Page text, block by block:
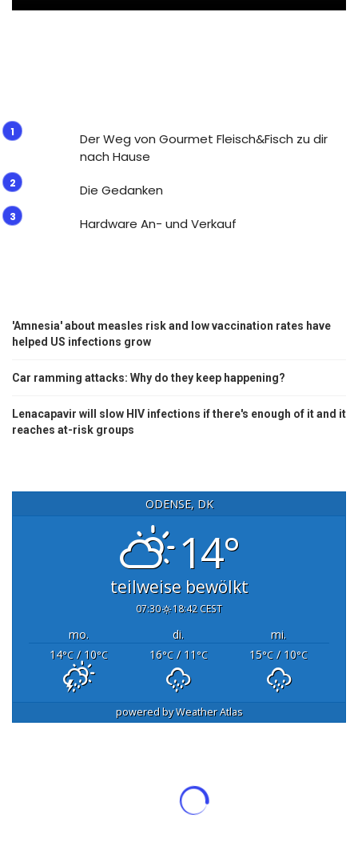
Der Weg von Gourmet Fleisch&Fisch zu dir
nach Hause
Die Gedanken
Hardware An- und Verkauf
'Amnesia' about measles risk and low vaccination rates have
helped US infections grow
Car ramming attacks: Why do they keep happening?
Lenacapavir will slow HIV infections if there's enough of it and it
reaches at-risk groups
ODENSE, DK
14°
teilweise bewölkt
07:30 18:42 CEST
mo. di.
mi.
14°C/ 10°C 16°C/ 11°C 15°C / 10°C
powered byWeather Atlas